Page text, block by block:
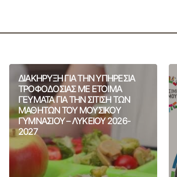
ΔΙΑΚΗΡΥΞΗ ΓΙΑ ΤΗΝ ΥΠΗΡΕΣΙΑ
ΤΡΟΦΟΔΟΣΙΑΣ ΜΕ ΕΤΟΙΜΑ
ΓΕΥΜΑΤΑ ΓΙΑ ΤΗΝ ΣΙΤΙΣΗ ΤΩΝ
ΜΑΘΗΤΩΝ ΤΟΥ ΜΟΥΣΙΚΟΥ
ΓΥΜΝΑΣΙΟΥ – ΛΥΚΕΙΟΥ 2026-
2027